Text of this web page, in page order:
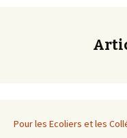
Pour les Ecoliers et les